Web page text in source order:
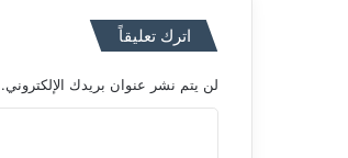
اترك تعليقاً
لن يتم نشر عنوان بريدك الإلكتروني.